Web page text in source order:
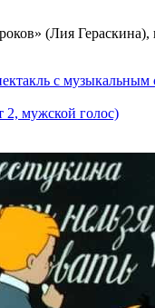
(Лия
с
2, мужской голос)